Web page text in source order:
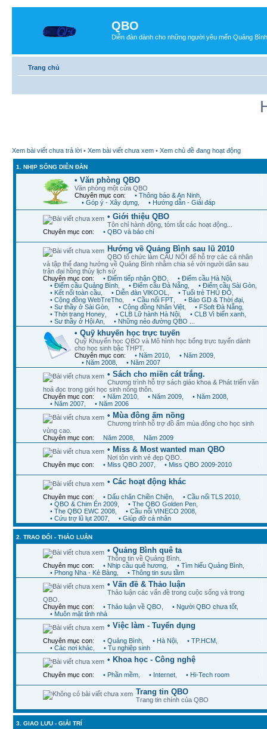
QBO
Diễn đàn dành cho những người yêu mến Quảng Bình
Trang chủ
Xem bài viết chưa trả lời • Xem bài viết chưa xem • Xem chủ đề đang hoạt động
1. NHỊP SỐNG DIỄN ĐÀN
• Văn phòng QBO
Văn phòng một cửa QBO
Chuyên mục con:
• Thông báo & An Ninh
• Góp ý - Xây dựng
• Hướng dẫn - Giải đáp
• Giới thiệu QBO
Tôn chỉ hành động, tóm tắt các hoạt động...
Chuyên mục con:
• QBO và báo chí
Hướng về Quảng Bình sau lũ 2010
QBO tổ chức làm CẦU NỐI để hỗ trợ các cá nhân
và tập thể đang hướng về Quảng Bình nhằm chia sẻ với người dân sau
trận đại hồng thủy lịch sử
Chuyên mục con:
• Điểm tiếp nhận QBO • Điểm cầu Hà Nội
• Điểm cầu Quảng Bình
• Điểm cầu Đà Nẵng • Điểm cầu Sài Gòn
• Kết nối toàn cầu
• Diễn đàn VIKOOL • Tuổi trẻ THỦ ĐÔ
• Cộng đồng WebTreTho
• Cầu nối FPT • Báo GD & Thời đại
• Sư thầy ở Sài Gòn
• Cộng đồng Nhân Việt • FSoft Đà Nẵng
• Thời trang Honey
• CLB Lữ hành Hà Nội • CLB Vì biển xanh
• Sư thầy ở Hội An
• Những nẻo đường QBO ...
• Quỹ khuyến học trực tuyến
Quỹ Khuyến học QBO và Mô hình học bổng trực tuyến dành
cho học sinh bậc THPT.
Chuyên mục con:
• Năm 2010 • Năm 2009
• Năm 2008
• Năm 2007
• Sách cho miền cát trắng.
Chương trình hỗ trợ sách giáo khoa & Phát triển văn
hoá đọc trong giới học sinh nông thôn.
Chuyên mục con:
• Năm 2010 • Năm 2009 • Năm 2008
• Năm 2007
• Năm 2006
• Mùa đông ấm nồng
Chương trình hỗ trợ đồ ấm mùa đông cho học sinh
vùng cao.
Chuyên mục con:
Năm 2008 Năm 2009
• Miss & Most wanted man QBO
Nơi tôn vinh vẻ đẹp QBO.
Chuyên mục con:
• Miss QBO 2007 • Miss QBO 2009-2010
• Các hoạt động khác
Chuyên mục con: • Dấu chân Chiền Chiện • Cầu nối TLS 2010
• QBO & Chim Én 2009
• The QBO Golden Pen
• The QBO EWC 2008
• Cầu nối VINECO 2008
• Cứu trợ lũ lụt 2007
• Giúp đỡ cá nhân
2. TRAO ĐỔI - THẢO LUẬN
• Quảng Bình quê ta
Thông tin về Quảng Bình.
Chuyên mục con:
• Nhịp cầu quê hương • Tìm hiểu Quảng Bình
• Phong Nha - Kẻ Bàng
• Thông tin sưu tầm
• Vấn đề & Thảo luận
Thảo luận các vấn đề trong cuộc sống và trong
QBO.
Chuyên mục con:
• Thảo luận về QBO • Người QBO chưa tốt
• Muôn mặt tỉnh nhà
• Việc làm - Tuyển dụng
Chuyên mục con: • Quảng Bình • Hà Nội • TP.HCM
• Các nơi khác
• Tu nghiệp sinh
• Khoa học - Công nghệ
Chuyên mục con: • Phần mềm • Internet • Hi-Tech room
Trang tin QBO
Trang tin chính của QBO
3. GIAO LƯU - GIẢI TRÍ